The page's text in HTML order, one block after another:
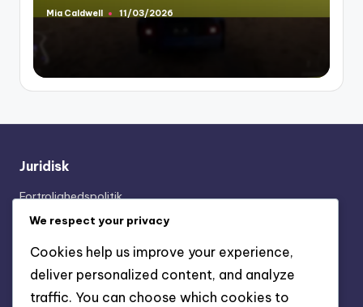
Posted
Mia Caldwell 11/03/2026
Juridisk
Fortrolighedspolitik
Kom i kontakt
Cookies og sporing
Vilkår og betingelser
We respect your privacy
Cookies help us improve your experience,
deliver personalized content, and analyze
traffic. You can choose which cookies to